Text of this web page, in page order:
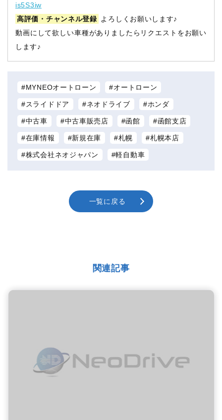
is5S3iw
高評価・チャンネル登録
よろしくお願いします♪
動画にして欲しい車種がありましたらリクエストをお願い
します♪
MYNEOオートローン オートローン
スライドドア ネオドライブ ホンダ
中古車 中古車販売店 函館 函館支店
在庫情報 新規在庫 札幌 札幌本店
株式会社ネオジャパン 軽自動車
一覧に戻る
関連記事